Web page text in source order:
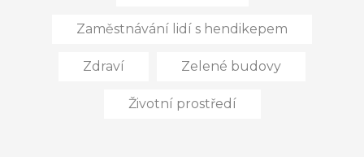
Zaměstnávání lidí s hendikepem
Zdraví Zelené budovy
Životní prostředí